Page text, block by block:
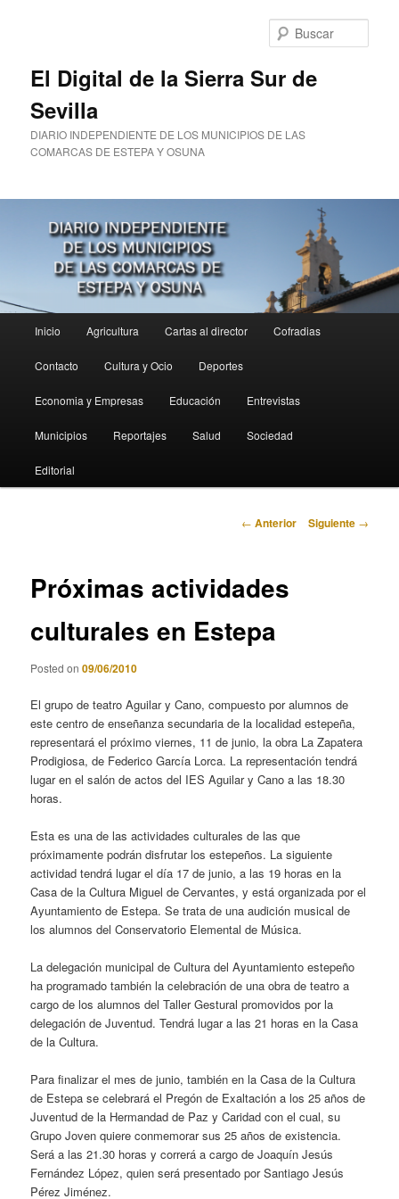
El Digital de la Sierra Sur de
Sevilla
DIARIO INDEPENDIENTE DE LOS MUNICIPIOS DE LAS
COMARCAS DE ESTEPA Y OSUNA
principal
Inicio Agricultura Cartas al director Cofradias
Contacto Cultura y Ocio Deportes
Economia y Empresas Educación Entrevistas
Municipios Reportajes Salud Sociedad
Editorial
Navegación
← Anterior Siguiente →
Próximas actividades
culturales en Estepa
Posted on09/06/2010
El grupo de teatro Aguilar y Cano, compuesto por alumnos de
este centro de enseñanza secundaria de la localidad estepeña,
representará el próximo viernes, 11 de junio, la obra La Zapatera
Prodigiosa, de Federico García Lorca. La representación tendrá
lugar en el salón de actos del IES Aguilar y Cano a las 18.30
horas.
Esta es una de las actividades culturales de las que
próximamente podrán disfrutar los estepeños. La siguiente
actividad tendrá lugar el día 17 de junio, a las 19 horas en la
Casa de la Cultura Miguel de Cervantes, y está organizada por el
Ayuntamiento de Estepa. Se trata de una audición musical de
los alumnos del Conservatorio Elemental de Música.
La delegación municipal de Cultura del Ayuntamiento estepeño
ha programado también la celebración de una obra de teatro a
cargo de los alumnos del Taller Gestural promovidos por la
delegación de Juventud. Tendrá lugar a las 21 horas en la Casa
de la Cultura.
Para finalizar el mes de junio, también en la Casa de la Cultura
de Estepa se celebrará el Pregón de Exaltación a los 25 años de
Juventud de la Hermandad de Paz y Caridad con el cual, su
Grupo Joven quiere conmemorar sus 25 años de existencia.
Será a las 21.30 horas y correrá a cargo de Joaquín Jesús
Fernández López, quien será presentado por Santiago Jesús
Pérez Jiménez.